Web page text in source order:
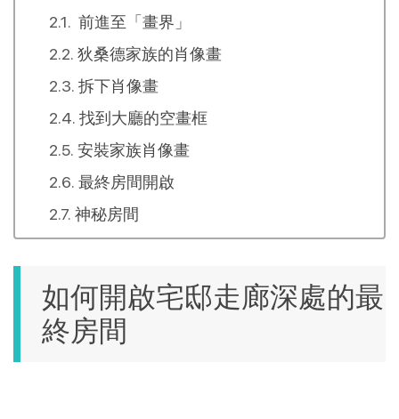
前進至「畫界」
狄桑德家族的肖像畫
拆下肖像畫
找到大廳的空畫框
安裝家族肖像畫
最終房間開啟
神秘房間
如何開啟宅邸走廊深處的最
終房間